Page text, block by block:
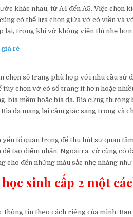
khác nhau, từ A4 đến A5. Việc
có thể lựa chọn giữa vở có viền và
lại, trong khi vở không viền thì nhẹ hơn
rẻ
chọn số trang phù hợp với nhu cầu sử
chọn vở có số trang ít hơn hoặc
bìa mềm hoặc bìa da. Bìa cứng
da mang lại cảm giác sang trọng và
tố quan trọng để thu hút sự quan
tạo điểm nhấn. Ngoài ra, vở cũng có
cho đến những màu sắc nhẹ nhàng
sinh cấp 2 một
thông tin theo cách riêng của mình.